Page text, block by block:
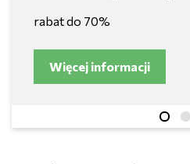
rabat do 70%
Więcej informacji